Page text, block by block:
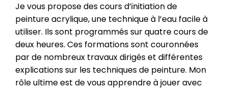
Je vous propose des cours d’initiation de
peinture acrylique, une technique à l’eau facile à
utiliser. Ils sont programmés sur quatre cours de
deux heures. Ces formations sont couronnées
par de nombreux travaux dirigés et différentes
explications sur les techniques de peinture. Mon
rôle ultime est de vous apprendre à jouer avec